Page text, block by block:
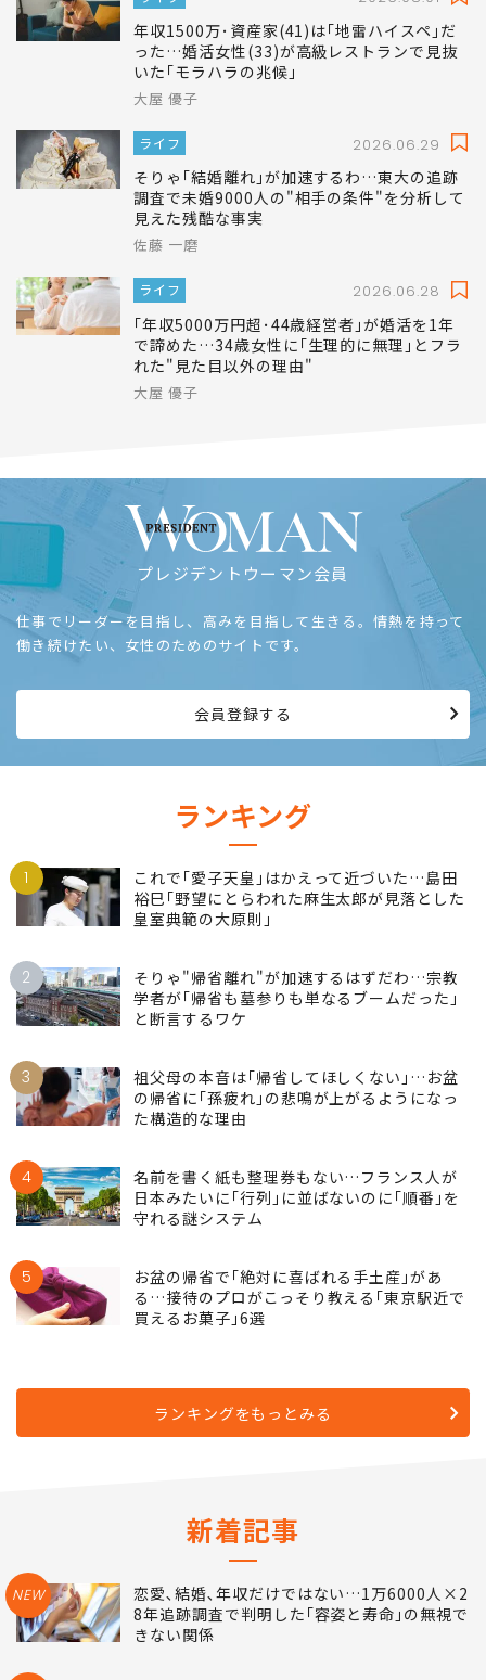
年収1500万･資産家(41)は｢地雷ハイスペ｣だ
った…婚活女性(33)が高級レストランで見抜
いた｢モラハラの兆候｣
大屋 優子
ライフ 2026.06.29
そりゃ｢結婚離れ｣が加速するわ…東大の追跡
調査で未婚9000人の"相手の条件"を分析して
見えた残酷な事実
佐藤 一磨
ライフ 2026.06.28
｢年収5000万円超･44歳経営者｣が婚活を1年
で諦めた…34歳女性に｢生理的に無理｣とフラ
れた"見た目以外の理由"
大屋 優子
プレジデントウーマン会員
仕事でリーダーを目指し、高みを目指して生きる。情熱を持って
働き続けたい、女性のためのサイトです。
会員登録する
ランキング
1
これで｢愛子天皇｣はかえって近づいた…島田
裕巳｢野望にとらわれた麻生太郎が見落とした
皇室典範の大原則｣
2
そりゃ"帰省離れ"が加速するはずだわ…宗教
学者が｢帰省も墓参りも単なるブームだった｣
と断言するワケ
3
祖父母の本音は｢帰省してほしくない｣…お盆
の帰省に｢孫疲れ｣の悲鳴が上がるようになっ
た構造的な理由
4
名前を書く紙も整理券もない…フランス人が
日本みたいに｢行列｣に並ばないのに｢順番｣を
守れる謎システム
5
お盆の帰省で｢絶対に喜ばれる手土産｣があ
る…接待のプロがこっそり教える｢東京駅近で
買えるお菓子｣6選
ランキングをもっとみる
新着記事
NEW
恋愛､結婚､年収だけではない…1万6000人×2
8年追跡調査で判明した｢容姿と寿命｣の無視で
きない関係